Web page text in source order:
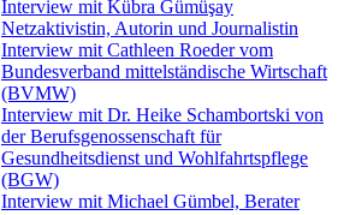
Interview mit Kübra Gümüşay
Netzaktivistin, Autorin und Journalistin
Interview mit Cathleen Roeder vom
Bundesverband mittelständische Wirtschaft
(BVMW)
Interview mit Dr. Heike Schambortski von
der Berufsgenossenschaft für
Gesundheitsdienst und Wohlfahrtspflege
(BGW)
Interview mit Michael Gümbel, Berater